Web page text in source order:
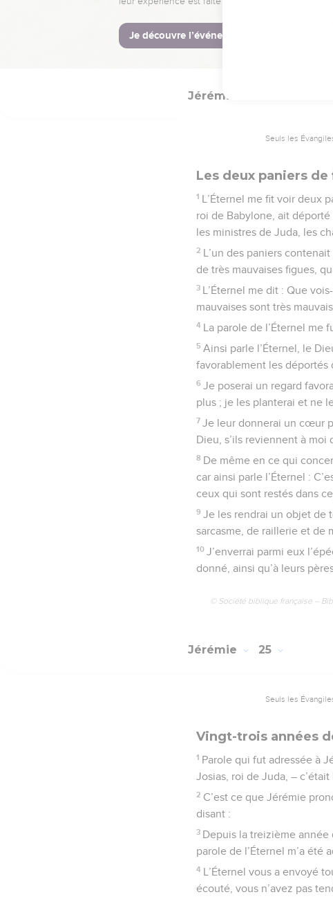
40 Je mettrai sur vous un
© Société biblique française –
Jérémie
Seuls les
Les deux paniers de
1 L’Éternel me fit voir deux
roi de Babylone, ait
les ministres de Juda, les
2 L’un des paniers
de très mauvaises figues,
3 L’Éternel me dit : Que
mauvaises sont très
4 La parole de l’Éternel me
5 Ainsi parle l’Éternel, le
favorablement les déportés
6 Je poserai un regard
plus ; je les planterai et ne
7 Je leur donnerai un cœur
Dieu, s’ils reviennent à
8 De même en ce qui
car ainsi parle l’Éternel :
ceux qui sont restés dans
9 Je les rendrai un objet de
sarcasme, de raillerie et de
10 J’enverrai parmi eux
donné, ainsi qu’à leurs
© Société biblique française –
Jérémie 25
Seuls les
Vingt-trois années
1 Parole qui fut adressée à
Josias, roi de Juda, –
2 C’est ce que Jérémie
disant :
3 Depuis la treizième année
parole de l’Éternel m’a été
4 L’Éternel vous a envoyé
écouté, vous n’avez pas